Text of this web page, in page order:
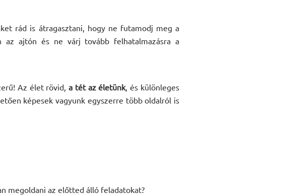
rád is átragasztani, hogy ne futamodj meg a
az ajtón és ne várj tovább felhatalmazásra a
Az élet rövid,a tét az életünk, és különleges
képesek vagyunk egyszerre több oldalról is
megoldani az előtted álló feladatokat?